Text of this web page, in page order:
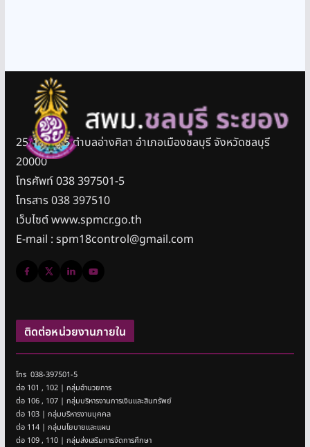
25/11 หมู่ 5 ตำบลอ่างศิลา อำเภอเมืองชลบุรี จังหวัดชลบุรี
20000
โทรศัพท์ 038 397501-5
โทรสาร 038 397510
เว็บไซต์ www.spmcr.go.th
E-mail : spm18control@gmail.com
ติดต่อหน่วยงานภายใน
โทร 038-397501-5
ต่อ 101 , 102 | กลุ่มอำนวยการ
ต่อ 106 , 107 | กลุ่มบริหารงานการเงินและสินทรัพย์
ต่อ 103 | กลุ่มบริหารงานบุคคล
ต่อ 114 | กลุ่มนโยบายและแผน
ต่อ 109 , 110 | กลุ่มส่งเสริมการจัดการศึกษา